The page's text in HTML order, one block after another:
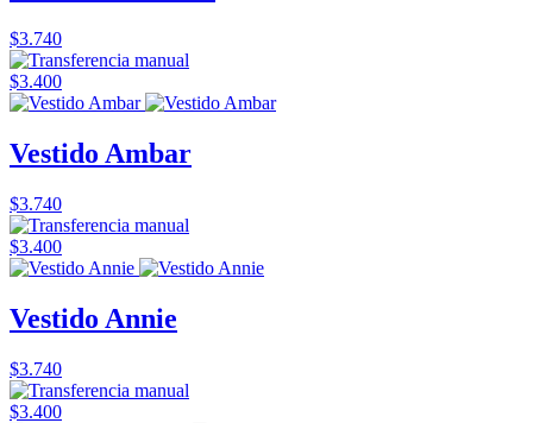
$3.740
$3.400
Vestido Ambar
$3.740
$3.400
Vestido Annie
$3.740
$3.400